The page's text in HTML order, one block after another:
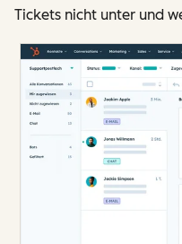
Tickets nicht unter und